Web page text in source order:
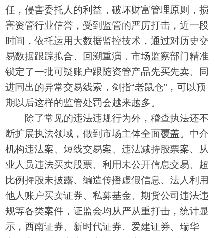
任，侵害委托人的利益，破坏财富管理原则，损
害资管行业信誉，受到监管的严厉打击，近一段
时间，依托运用大数据监控技术，通过对历史交
易数据跟踪拟合、回溯重演，市场监察部门精准
锁定了一批可疑账户跟随资管产品先买先卖、同
进同出的异常交易线索，剑指“老鼠仓”，可以预
期以后这样的监管处罚会越来越多。
除了常见的违法违规行为外，稽查执法还不
断扩展执法领域，做到市场主体全面覆盖。中介
机构违法案、短线交易案、违法减持股票案、从
业人员违法买卖股票、利用未公开信息交易、超
比例持股未披露、编造传播虚假信息、法人利用
他人账户买卖证券、私募基金、期货公司违法违
规等各类案件，证监会均从严从重打击，统计显
示，西南证券、新时代证券、爱建证券、瑞华